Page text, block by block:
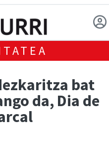
bat
da, Dia de